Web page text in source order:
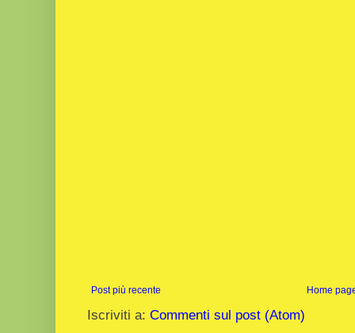
Post più recente Home
Iscriviti a: Commenti sul post (Atom)